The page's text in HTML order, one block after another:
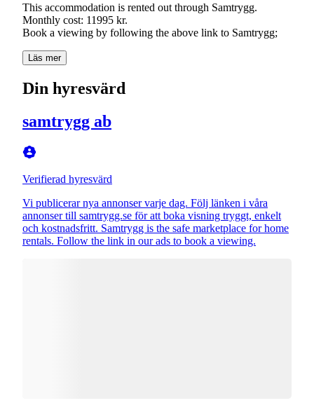
This accommodation is rented out through Samtrygg.
Monthly cost: 11995 kr.
Book a viewing by following the above link to Samtrygg;
Läs mer
Din hyresvärd
samtrygg ab
Verifierad hyresvärd
Vi publicerar nya annonser varje dag. Följ länken i våra
annonser till samtrygg.se för att boka visning tryggt, enkelt
och kostnadsfritt. Samtrygg is the safe marketplace for home
rentals. Follow the link in our ads to book a viewing.